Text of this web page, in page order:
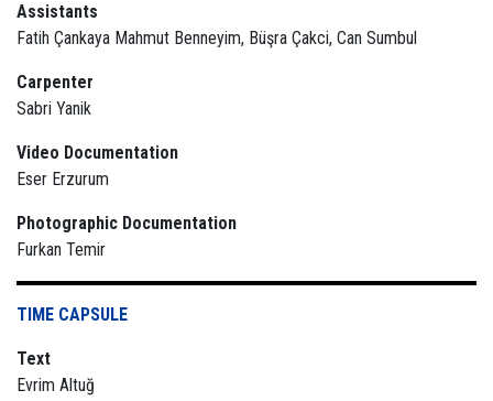
Assistants
Fatih Çankaya Mahmut Benneyim, Büşra Çakci, Can Sumbul
Carpenter
Sabri Yanik
Video Documentation
Eser Erzurum
Photographic Documentation
Furkan Temir
TIME CAPSULE
Text
Evrim Altuğ